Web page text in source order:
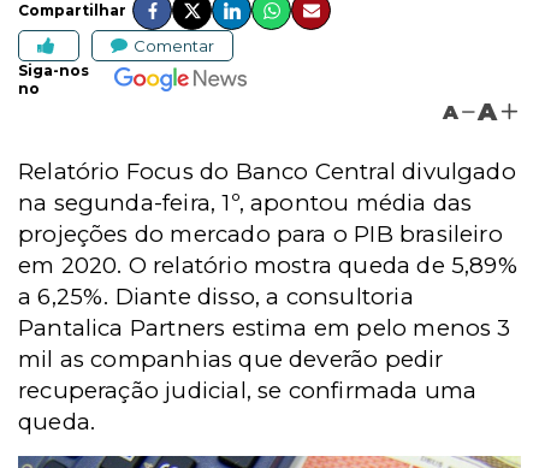
Compartilhar
Comentar
Siga-nos
no
A A
Relatório Focus do Banco Central divulgado
na segunda-feira, 1º, apontou média das
projeções do mercado para o PIB brasileiro
em 2020. O relatório mostra queda de 5,89%
a 6,25%. Diante disso, a consultoria
Pantalica Partners estima em pelo menos 3
mil as companhias que deverão pedir
recuperação judicial, se confirmada uma
queda.